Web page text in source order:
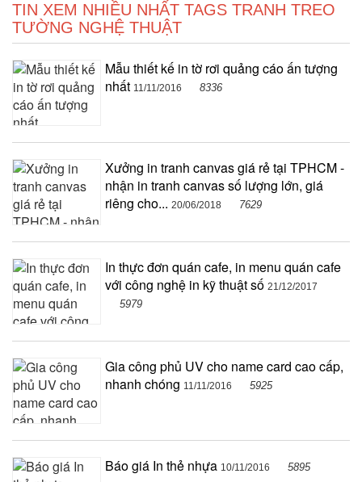
TIN XEM NHIỀU NHẤT TAGS TRANH TREO
TƯỜNG NGHỆ THUẬT
Mẫu thiết kế in tờ rơi quảng cáo ấn tượng
nhất 11/11/2016 8336
Xưởng in tranh canvas giá rẻ tại TPHCM -
nhận in tranh canvas số lượng lớn, giá
riêng cho... 20/06/2018 7629
In thực đơn quán cafe, in menu quán cafe
với công nghệ in kỹ thuật số 21/12/2017
5979
Gia công phủ UV cho name card cao cấp,
nhanh chóng 11/11/2016 5925
Báo giá In thẻ nhựa 10/11/2016 5895